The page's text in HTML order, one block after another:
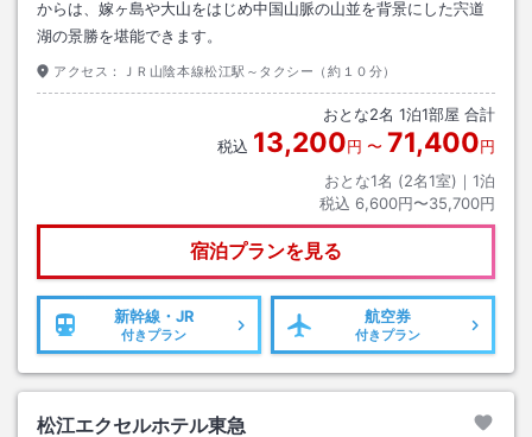
からは、嫁ヶ島や大山をはじめ中国山脈の山並を背景にした宍道
湖の景勝を堪能できます。
アクセス： ＪＲ山陰本線松江駅～タクシー（約１０分）
おとな2名 1泊1部屋 合計
税込 13,200円 〜 71,400円
おとな1名 (2名1室)｜ 1泊
税込 6,600円〜35,700円
宿泊プランを見る
新幹線・JR
付きプラン
航空券
付きプラン
松江エクセルホテル東急